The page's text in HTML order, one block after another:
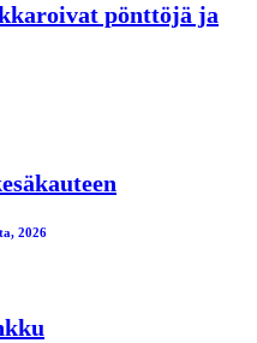
pönttöjä ja
2026